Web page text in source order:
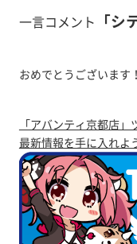
一言コメント 「シ
おめでとうございます
「アバンティ京都店
最新情報を手に入れよ